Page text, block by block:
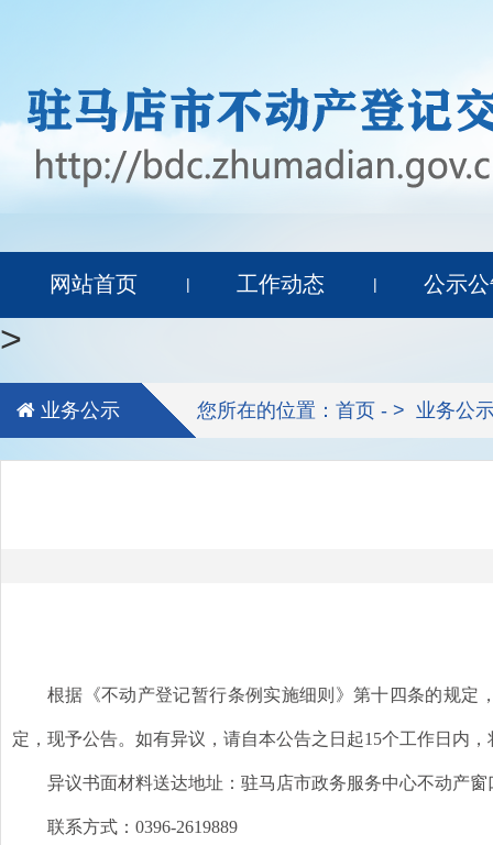
网站首页 | 工作动态 | 公示
>
业务公示 您所在的位置：首页 - > 业务公
根据《不动产登记暂行条例实施细则》第十四条的规定
定，现予公告。如有异议，请自本公告之日起15个工作日内
异议书面材料送达地址：驻马店市政务服务中心不动产窗
联系方式： 0396-2619889